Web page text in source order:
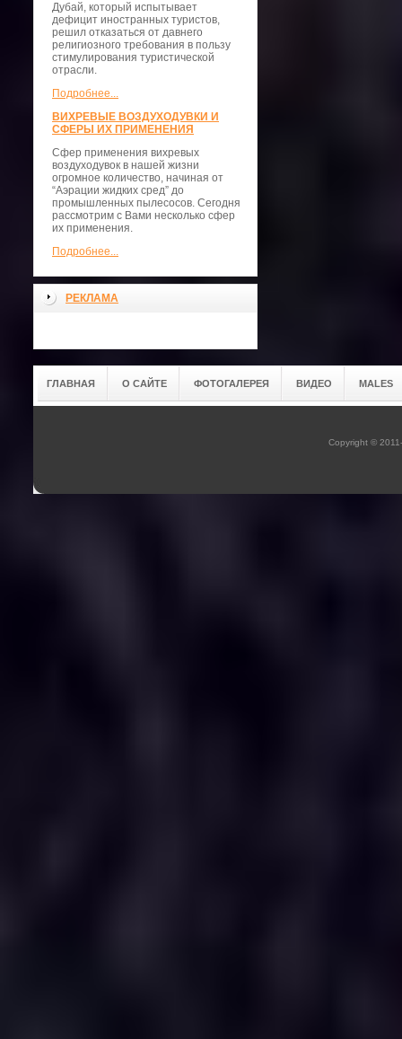
Дубай, который испытывает
дефицит иностранных туристов,
решил отказаться от давнего
религиозного требования в пользу
стимулирования туристической
отрасли.
Подробнее...
ВИХРЕВЫЕ ВОЗДУХОДУВКИ И
СФЕРЫ ИХ ПРИМЕНЕНИЯ
Сфер применения вихревых
воздуходувок в нашей жизни
огромное количество, начиная от
“Аэрации жидких сред” до
промышленных пылесосов. Сегодня
рассмотрим с Вами несколько сфер
их применения.
Подробнее...
РЕКЛАМА
ГЛАВНАЯ О САЙТЕ ФОТОГАЛЕРЕЯ ВИДЕО MALES
Copyright ©